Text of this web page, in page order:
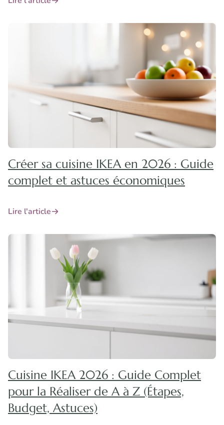
Créer sa cuisine IKEA en 2026 : Guide
complet et astuces économiques
Lire l'article
Cuisine IKEA 2026 : Guide Complet
pour la Réaliser de A à Z (Étapes,
Budget, Astuces)